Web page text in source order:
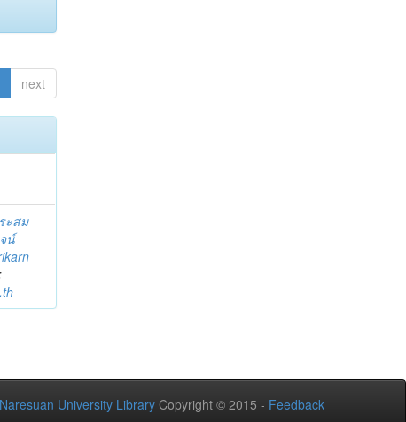
next
ะสม
น์
Naresuan University Library Copyright © 2015 - Feedback